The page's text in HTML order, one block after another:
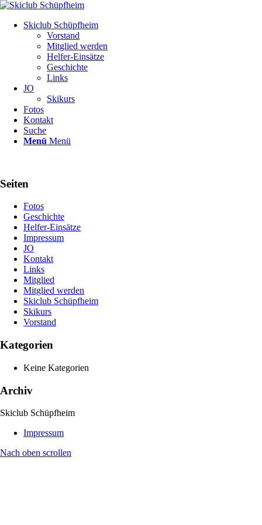
Skiclub Schüpfheim
Vorstand
Mitglied werden
Helfer-Einsätze
Geschichte
Links
JO
Skikurs
Fotos
Kontakt
Suche
Menü Menü
Seiten
Fotos
Geschichte
Helfer-Einsätze
Impressum
JO
Kontakt
Links
Mitglied
Mitglied werden
Skiclub Schüpfheim
Skikurs
Vorstand
Kategorien
Keine Kategorien
Archiv
Skiclub Schüpfheim
Impressum
Nach oben scrollen